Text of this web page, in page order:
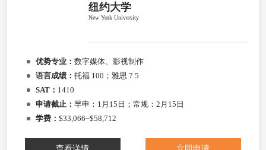
纽约大学
New York University
优势专业： 数字媒体、影视制作
语言成绩： 托福 100；雅思 7.5
SAT： 1410
申请截止： 早申：1月15日；常规：2月15日
学费： $33,066~$58,712